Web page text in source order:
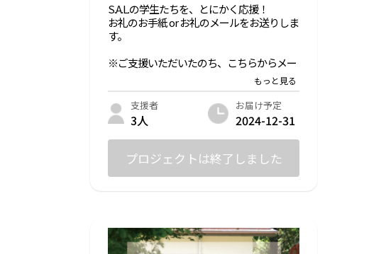
S.A.L.の学生たちを、とにかく応援！
お礼のお手紙 or お礼のメールをお送りしま
す。
※ご支援いただいたのち、こちらからメー
支援者
3人
お届け予定
2024-12-31
プロジェクトは終了しました